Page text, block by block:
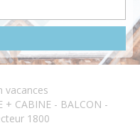
vacances
+ CABINE - BALCON -
1800